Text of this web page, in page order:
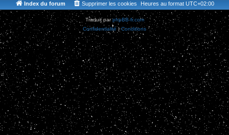
Index du forum Heures au format UTC+02:00
Supprimer les cookies
Traduit parphpBB-fr.com
Confidentialité|Conditions